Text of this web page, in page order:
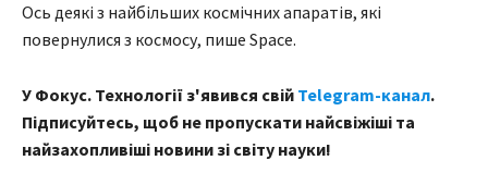
Ось деякі з найбільших космічних апаратів, які
повернулися з космосу, пише Space.
У Фокус. Технології з'явився свій Telegram-канал.
Підписуйтесь, щоб не пропускати найсвіжіші та
найзахопливіші новини зі світу науки!